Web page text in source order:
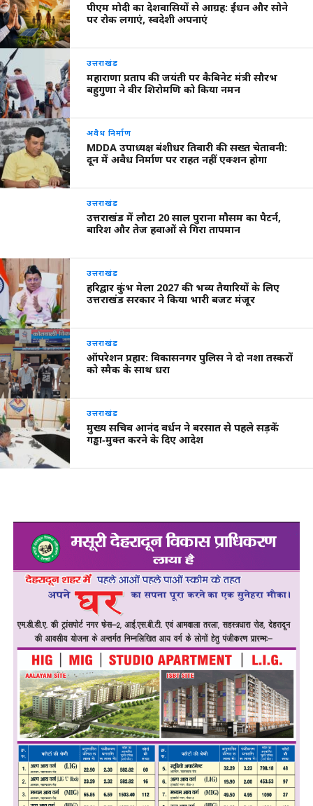
पीएम मोदी का देशवासियों से आग्रह: ईंधन और सोने
पर रोक लगाएं, स्वदेशी अपनाएं
उत्तराखंड
महाराणा प्रताप की जयंती पर कैबिनेट मंत्री सौरभ
बहुगुणा ने वीर शिरोमणि को किया नमन
अवैध निर्माण
MDDA उपाध्यक्ष बंशीधर तिवारी की सख्त चेतावनी:
दून में अवैध निर्माण पर राहत नहीं एक्शन होगा
उत्तराखंड
उत्तराखंड में लौटा 20 साल पुराना मौसम का पैटर्न,
बारिश और तेज हवाओं से गिरा तापमान
उत्तराखंड
हरिद्वार कुंभ मेला 2027 की भव्य तैयारियों के लिए
उत्तराखंड सरकार ने किया भारी बजट मंजूर
उत्तराखंड
ऑपरेशन प्रहार: विकासनगर पुलिस ने दो नशा तस्करों
को स्मैक के साथ धरा
उत्तराखंड
मुख्य सचिव आनंद वर्धन ने बरसात से पहले सड़कें
गड्ढा‑मुक्त करने के दिए आदेश